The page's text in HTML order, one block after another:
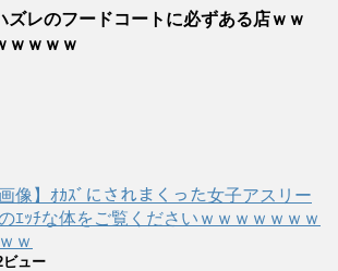
ズレのフードコートに必ずある店ｗｗ
ｗｗｗｗ
画像】ｵｶｽﾞにされまくった女子アスリー
のｴｯﾁな体をご覧くださいｗｗｗｗｗｗｗ
ｗ
ビュー